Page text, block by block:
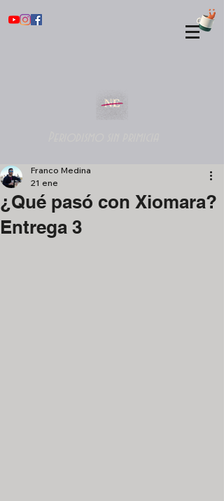
¿Qué pasó con Xiomara?
Entrega 3
Franco Medina
21 ene